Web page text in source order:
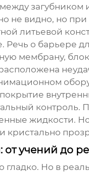
видно, но при
литьевой
Речь о барьере
мембрану,
контроль.
жидкости.
кристально
учений до
гладко. Но в